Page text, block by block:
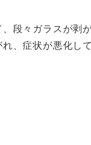
段々ガラスが剥
、症状が悪化し